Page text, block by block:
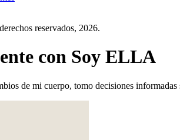
reservados, 2026.
con Soy ELLA
de mi cuerpo, tomo decisiones